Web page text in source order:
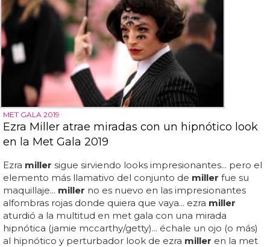
MET GALA 2019
Ezra Miller atrae miradas con un hipnótico look
en la Met Gala 2019
Ezra miller sigue sirviendo looks impresionantes... pero el
elemento más llamativo del conjunto de miller fue su
maquillaje... miller no es nuevo en las impresionantes
alfombras rojas donde quiera que vaya... ezra miller
aturdió a la multitud en met gala con una mirada
hipnótica (jamie mccarthy/getty)... échale un ojo (o más)
al hipnótico y perturbador look de ezra miller en la met